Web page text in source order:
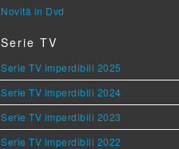
Novità in Dvd
Serie TV
Serie TV imperdibili 2025
Serie TV imperdibili 2024
Serie TV imperdibili 2023
Serie TV imperdibili 2022